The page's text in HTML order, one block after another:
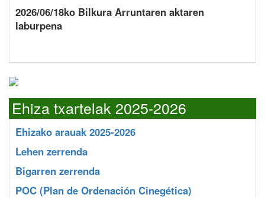
2026/06/18ko Bilkura Arruntaren aktaren
laburpena
Ehiza txartelak 2025-2026
Ehizako arauak 2025-2026
Lehen zerrenda
Bigarren zerrenda
POC (Plan de Ordenación Cinegética)